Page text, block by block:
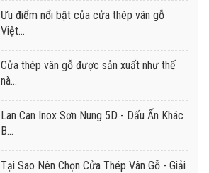
Ưu điểm nổi bật của cửa thép vân gỗ
Việt...
Cửa thép vân gỗ được sản xuất như thế
nà...
Lan Can Inox Sơn Nung 5D - Dấu Ấn Khác
B...
Tại Sao Nên Chọn Cửa Thép Vân Gỗ - Giải